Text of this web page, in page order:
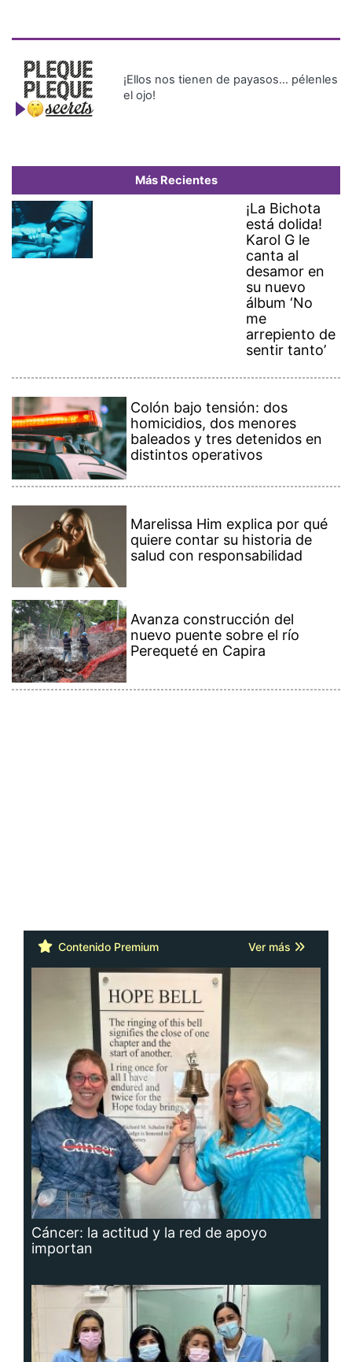
¡Ellos nos tienen de payasos… pélenles
el ojo!
Más Recientes
¡La Bichota
está dolida!
Karol G le
canta al
desamor en
su nuevo
álbum ‘No
me
arrepiento de
sentir tanto’
Colón bajo tensión: dos
homicidios, dos menores
baleados y tres detenidos en
distintos operativos
Marelissa Him explica por qué
quiere contar su historia de
salud con responsabilidad
Avanza construcción del
nuevo puente sobre el río
Perequeté en Capira
Contenido Premium Ver más
Cáncer: la actitud y la red de apoyo
importan